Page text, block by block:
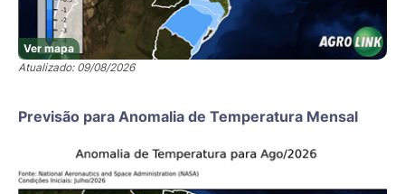
Ver mapa
Atualizado: 09/08/2026
Previsão para Anomalia de Temperatura Mensal